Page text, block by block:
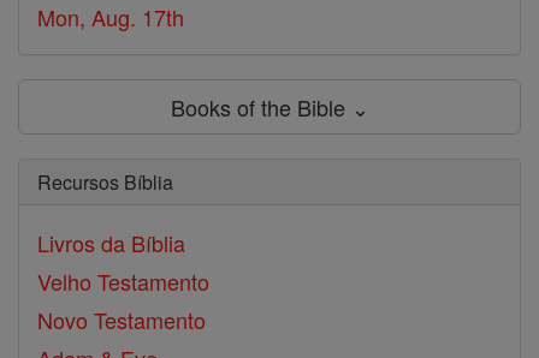
Mon, Aug. 17th
Books of the Bible ⌄
Recursos Bíblia
Livros da Bíblia
Velho Testamento
Novo Testamento